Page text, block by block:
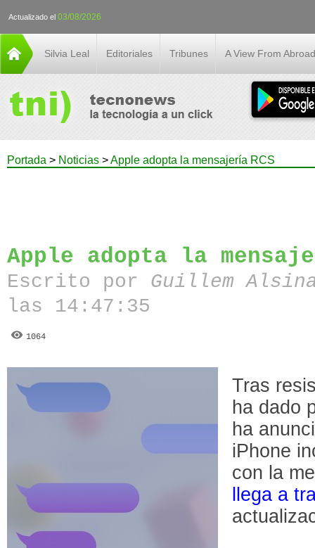
Actualizado el 03/08/2026
Silvia Leal Editoriales Tribunes A View From Abroad
Portada > Noticias >Apple adopta la mensajería RCS
Apple adopta la
Escrito por Guillem
las 14:47:35
1064
Tras
ha dado
ha
iPhone
con la
llega a